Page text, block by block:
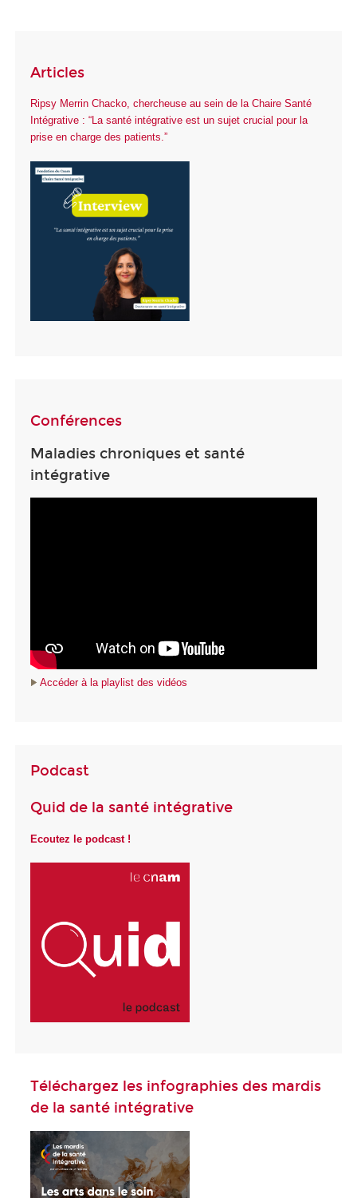
Articles
Ripsy Merrin Chacko, chercheuse au sein de la Chaire Santé
Intégrative : “La santé intégrative est un sujet crucial pour la
prise en charge des patients.”
Conférences
Maladies chroniques et santé
intégrative
Accéder à la playlist des vidéos
Podcast
Quid de la santé intégrative
Ecoutez le podcast !
Téléchargez les infographies des mardis
de la santé intégrative